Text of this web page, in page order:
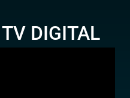
DIGITAL